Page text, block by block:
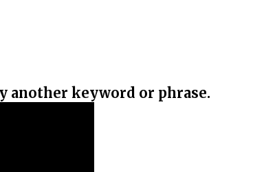
another keyword or phrase.